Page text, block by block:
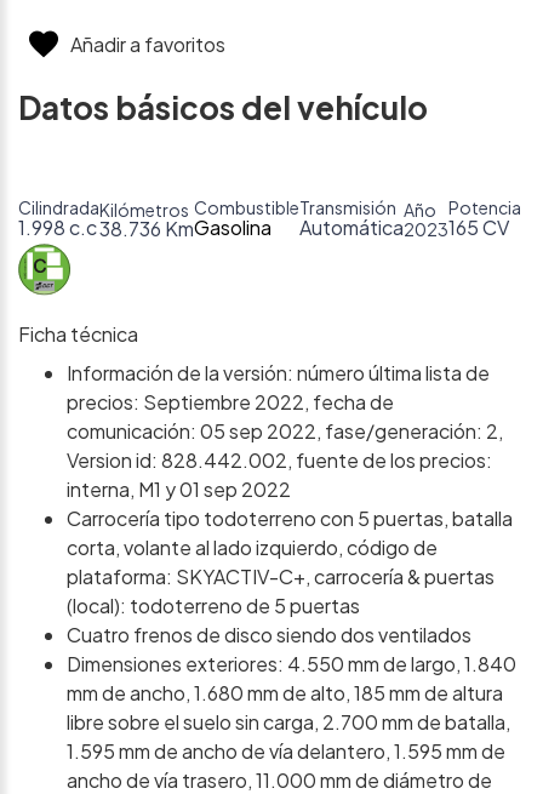
Añadir a favoritos
Datos básicos del vehículo
Cilindrada
1.998 c.c
Kilómetros
38.736 Km
Combustible
Gasolina
Transmisión
Automática
Año
2023
Potencia
165 CV
Ficha técnica
Información de la versión: número última lista de
precios: Septiembre 2022, fecha de
comunicación: 05 sep 2022, fase/generación: 2,
Version id: 828.442.002, fuente de los precios:
interna, M1 y 01 sep 2022
Carrocería tipo todoterreno con 5 puertas, batalla
corta, volante al lado izquierdo, código de
plataforma: SKYACTIV-C+, carrocería & puertas
(local): todoterreno de 5 puertas
Cuatro frenos de disco siendo dos ventilados
Dimensiones exteriores: 4.550 mm de largo, 1.840
mm de ancho, 1.680 mm de alto, 185 mm de altura
libre sobre el suelo sin carga, 2.700 mm de batalla,
1.595 mm de ancho de vía delantero, 1.595 mm de
ancho de vía trasero, 11.000 mm de diámetro de